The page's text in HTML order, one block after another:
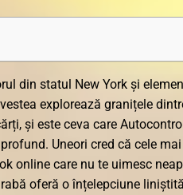
din statul New York și
explorează granițele
și este ceva care
Uneori cred că cele
online care nu te uimesc
oferă o înțelepciune